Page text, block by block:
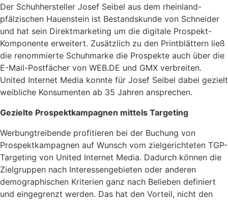
Der Schuhhersteller Josef Seibel aus dem rheinland-
pfälzischen Hauenstein ist Bestandskunde von Schneider
und hat sein Direktmarketing um die digitale Prospekt-
Komponente erweitert. Zusätzlich zu den Printblättern ließ
die renommierte Schuhmarke die Prospekte auch über die
E-Mail-Postfächer von WEB.DE und GMX verbreiten.
United Internet Media konnte für Josef Seibel dabei gezielt
weibliche Konsumenten ab 35 Jahren ansprechen.
Gezielte Prospektkampagnen mittels Targeting
Werbungtreibende profitieren bei der Buchung von
Prospektkampagnen auf Wunsch vom zielgerichteten TGP-
Targeting von United Internet Media. Dadurch können die
Zielgruppen nach Interessengebieten oder anderen
demographischen Kriterien ganz nach Belieben definiert
und eingegrenzt werden. Das hat den Vorteil, nicht den